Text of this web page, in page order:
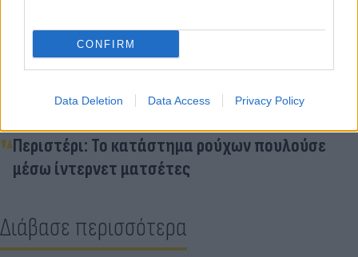
CONFIRM
Data Deletion Data Access Privacy Policy
Διάβασε σχετικά
Περιστέρι: Το κατάστημα ρούχων πουλούσε
μέσω ίντερνετ ματσέτες
Διάβασε περισσότερα